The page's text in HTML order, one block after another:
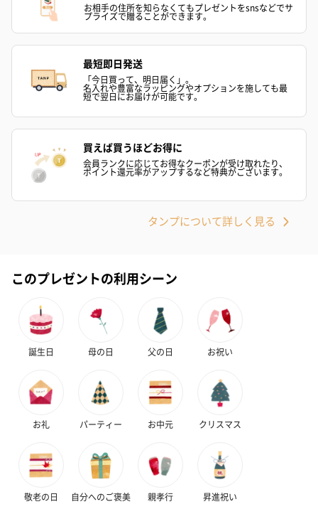
お相手の住所を知らなくてもプレゼントをsnsなどでサ
プライズで贈ることができます。
最短即日発送
「今日買って、明日届く」。
名入れや豊富なラッピングやオプションを施しても最
短で翌日にお届けが可能です。
買えば買うほどお得に
会員ランクに応じてお得なクーポンが受け取れたり、
ポイント還元率がアップするなど特典がございます。
タンプについて詳しく見る
このプレゼントの利用シーン
誕生日 母の日 父の日 お祝い
お礼 パーティー お中元 クリスマス
敬老の日 自分へのご褒美 親孝行 昇進祝い